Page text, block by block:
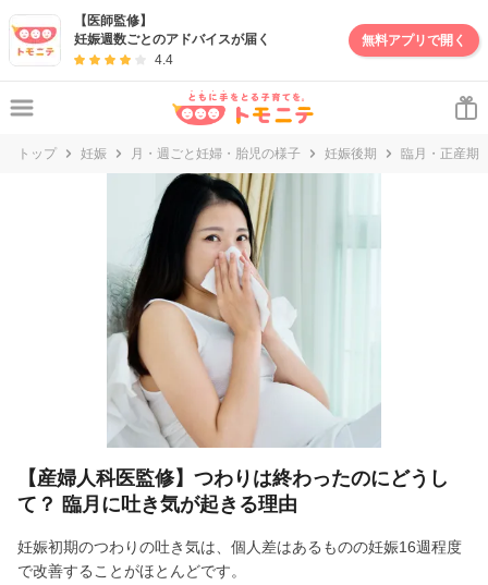
【医師監修】
妊娠週数ごとのアドバイスが届く
4.4
無料アプリで開く
トップ 妊娠 月・週ごと妊婦・胎児の様子 妊娠後期 臨月・正産期
【産婦人科医監修】つわりは終わったのにどうし
て？ 臨月に吐き気が起きる理由
妊娠初期のつわりの吐き気は、個人差はあるものの妊娠16週程度
で改善することがほとんどです。
妊娠・出産・子育て情報サイト | トモニテ